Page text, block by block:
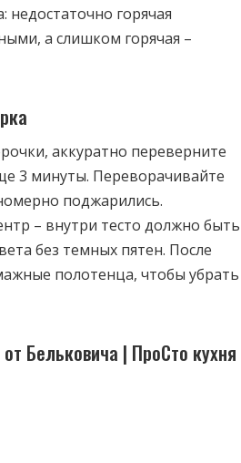
горячая
а слишком горячая –
аккуратно переверните
3 минуты. Переворачивайте
поджарились.
– внутри тесто должно быть
без темных пятен. После
полотенца, чтобы убрать
Бельковича | ПроСто кухня